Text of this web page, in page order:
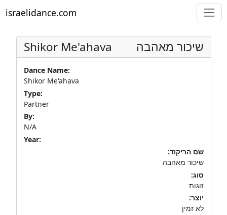
israelidance.com
Shikor Me'ahava שיכור מאהבה
Dance Name:
Shikor Me'ahava
Type:
Partner
By:
N/A
Year:
שם הריקוד:
שיכור מאהבה
סוג:
זוגות
יוצר:
לא זמין